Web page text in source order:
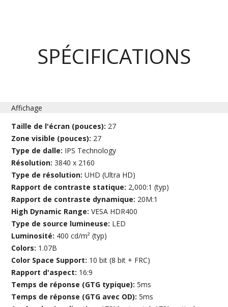
SPÉCIFICATIONS
Affichage
Taille de l'écran (pouces): 27
Zone visible (pouces): 27
Type de dalle: IPS Technology
Résolution:3840 x 2160
Type de résolution:UHD (Ultra HD)
Rapport de contraste statique: 2,000:1 (typ)
Rapport de contraste dynamique: 20M:1
High Dynamic Range:VESA HDR400
Type de source lumineuse: LED
Luminosité: 400 cd/m² (typ)
Colors: 1.07B
Color Space Support: 10 bit (8 bit + FRC)
Rapport d'aspect: 16:9
Temps de réponse (GTG typique):5ms
Temps de réponse (GTG avec OD):5ms